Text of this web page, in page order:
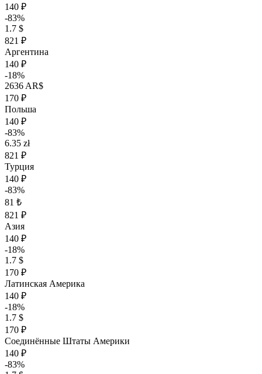
140 ₽
-83%
1.7 $
821 ₽
Аргентина
140 ₽
-18%
2636 AR$
170 ₽
Польша
140 ₽
-83%
6.35 zł
821 ₽
Турция
140 ₽
-83%
81 ₺
821 ₽
Азия
140 ₽
-18%
1.7 $
170 ₽
Латинская Америка
140 ₽
-18%
1.7 $
170 ₽
Соединённые Штаты Америки
140 ₽
-83%